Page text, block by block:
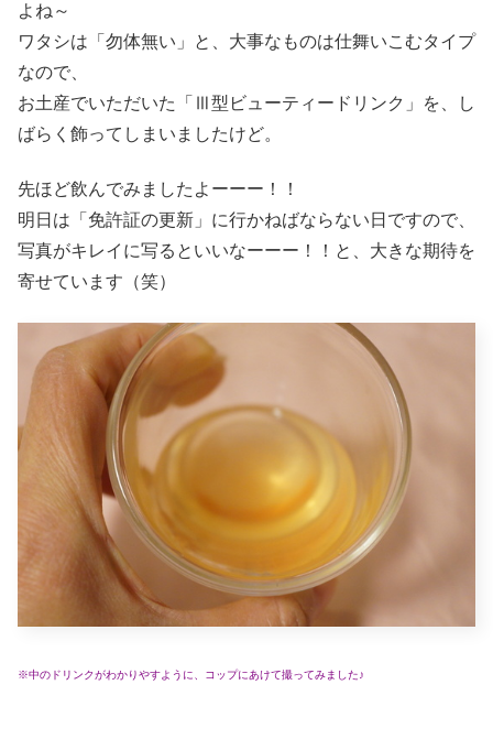
よね～
ワタシは「勿体無い」と、大事なものは仕舞いこむタイプ
なので、
お土産でいただいた「Ⅲ型ビューティードリンク」を、し
ばらく飾ってしまいましたけど。
先ほど飲んでみましたよーーー！！
明日は「免許証の更新」に行かねばならない日ですので、
写真がキレイに写るといいなーーー！！と、大きな期待を
寄せています（笑）
※中のドリンクがわかりやすように、コップにあけて撮ってみました♪